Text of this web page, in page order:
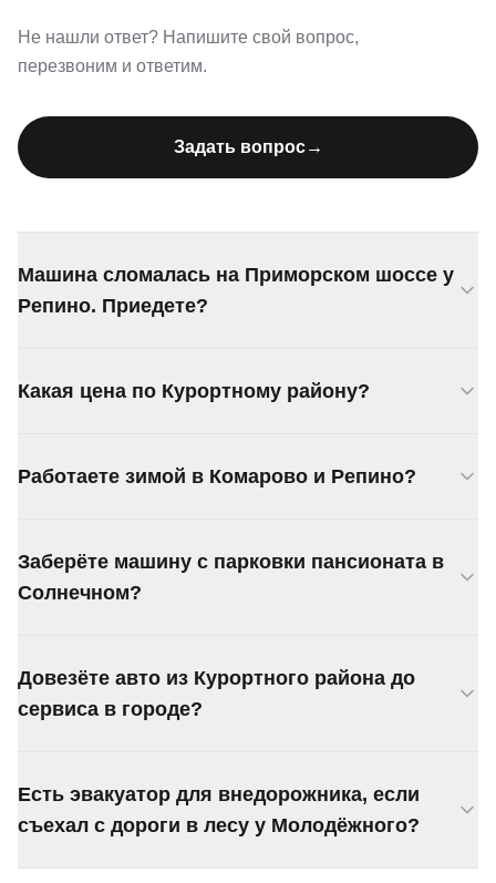
Не нашли ответ? Напишите свой вопрос,
перезвоним и ответим.
Задать вопрос→
Машина сломалась на Приморском шоссе у
Репино. Приедете?
Выезжаем сразу.
Какая цена по Курортному району?
город — считаем расстояние, 70 ₽/км за КАД.
Работаете зимой в Комарово и Репино?
платформы для заснеженных участков
побережья.
Заберёте машину с парковки пансионата в
Солнечном?
базе отдыха на побережье.
Довезёте авто из Курортного района до
сервиса в городе?
шоссе, зависит от адреса. Цену скажем при
звонке.
Есть эвакуатор для внедорожника, если
съехал с дороги в лесу у Молодёжного?